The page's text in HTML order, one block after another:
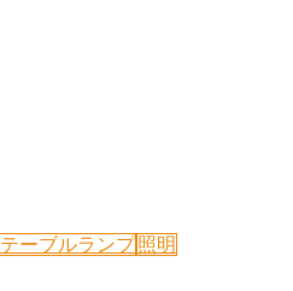
テーブルランプ照明